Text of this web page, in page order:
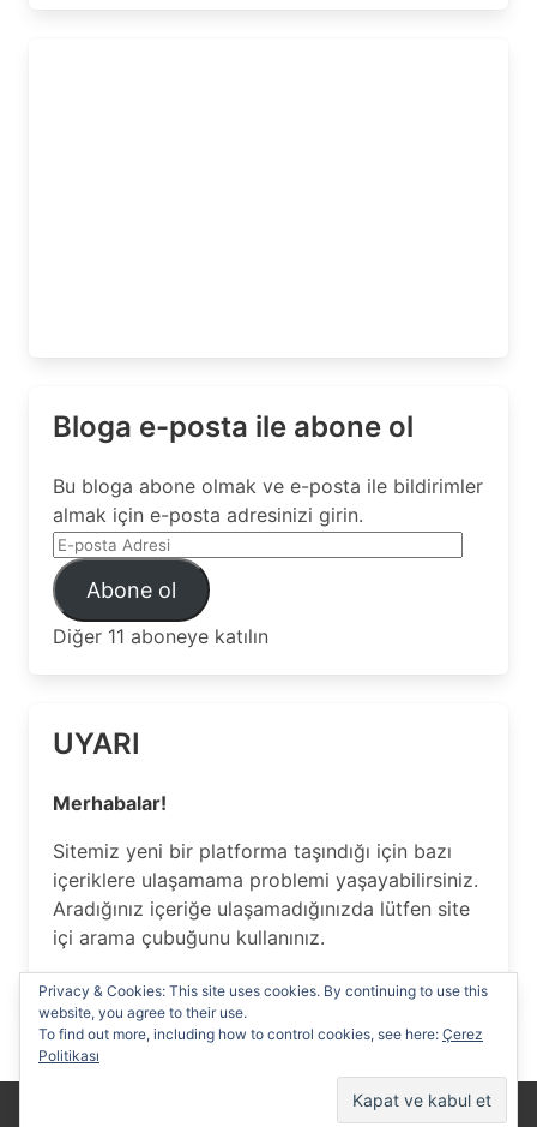
Bloga e-posta ile abone ol
Bu bloga abone olmak ve e-posta ile bildirimler
almak için e-posta adresinizi girin.
E-
posta
AdresiAbone ol
Diğer 11 aboneye katılın
UYARI
Merhabalar!
Sitemiz yeni bir platforma taşındığı için bazı
içeriklere ulaşamama problemi yaşayabilirsiniz.
Aradığınız içeriğe ulaşamadığınızda lütfen site
içi arama çubuğunu kullanınız.
Anlayışınız için Teşekkür ederiz…
Privacy & Cookies: This site uses cookies. By continuing to use this
website, you agree to their use.
To find out more, including how to control cookies, see here: Çerez
Politikası